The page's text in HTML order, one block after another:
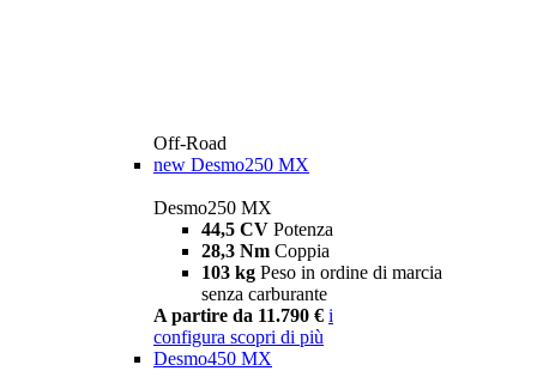
Off-Road
new Desmo250 MX
Desmo250 MX
44,5 CV Potenza
28,3 Nm Coppia
103 kg Peso in ordine di marcia
senza carburante
A partire da 11.790 € i
configura scopri di più
Desmo450 MX